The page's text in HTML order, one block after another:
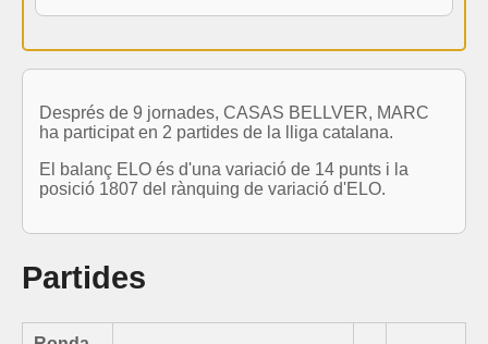
Després de 9 jornades, CASAS BELLVER, MARC
ha participat en 2 partides de la lliga catalana.
El balanç ELO és d'una variació de 14 punts i la
posició 1807 del rànquing de variació d'ELO.
Partides